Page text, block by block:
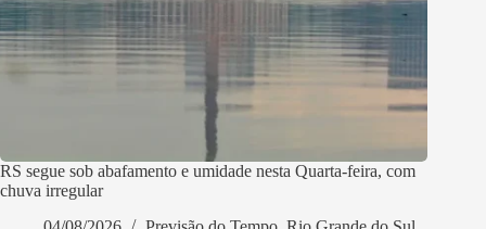
RS segue sob abafamento e umidade nesta Quarta-feira, com
chuva irregular